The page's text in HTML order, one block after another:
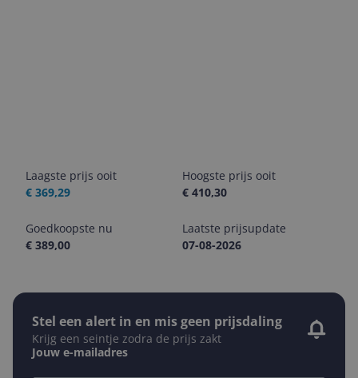
Laagste prijs ooit
€ 369,29
Hoogste prijs ooit
€ 410,30
Goedkoopste nu
€ 389,00
Laatste prijsupdate
07-08-2026
Stel een alert in en mis geen prijsdaling
Krijg een seintje zodra de prijs zakt
Jouw e-mailadres